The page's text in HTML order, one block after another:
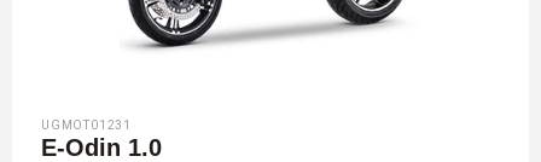
UGMOT01231
E-Odin 1.0